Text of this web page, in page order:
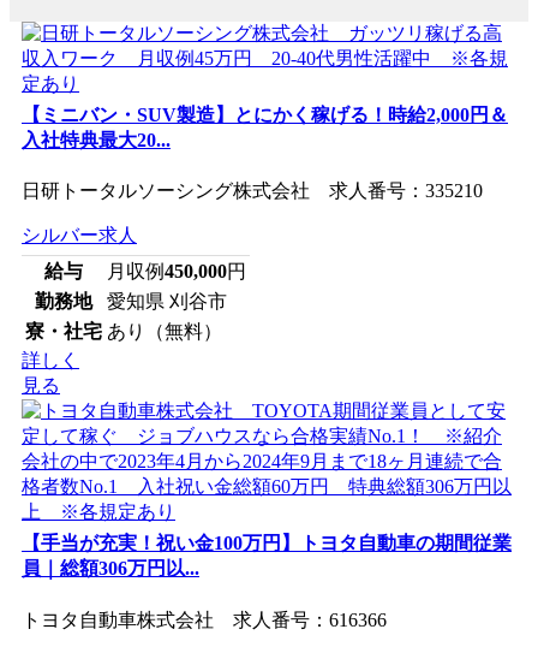
【ミニバン・SUV製造】とにかく稼げる！時給2,000円＆
入社特典最大20...
日研トータルソーシング株式会社 求人番号：335210
シルバー求人
給与
月収例450,000円
勤務地
愛知県 刈谷市
寮・社宅 あり（無料）
詳しく
見る
【手当が充実！祝い金100万円】トヨタ自動車の期間従業
員｜総額306万円以...
トヨタ自動車株式会社 求人番号：616366